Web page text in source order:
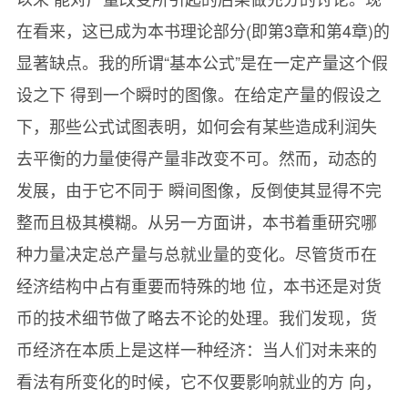
在看来，这已成为本书理论部分(即第3章和第4章)的
显著缺点。我的所谓“基本公式”是在一定产量这个假
设之下 得到一个瞬时的图像。在给定产量的假设之
下，那些公式试图表明，如何会有某些造成利润失
去平衡的力量使得产量非改变不可。然而，动态的
发展，由于它不同于 瞬间图像，反倒使其显得不完
整而且极其模糊。从另一方面讲，本书着重研究哪
种力量决定总产量与总就业量的变化。尽管货币在
经济结构中占有重要而特殊的地 位，本书还是对货
币的技术细节做了略去不论的处理。我们发现，货
币经济在本质上是这样一种经济：当人们对未来的
看法有所变化的时候，它不仅要影响就业的方 向，